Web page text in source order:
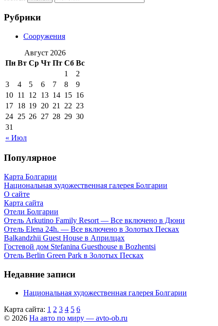
Рубрики
Сооружения
Август 2026
Пн Вт Ср Чт Пт Сб Вс
« Июл
1
2
3
4 5 6 7 8
9
10 11 12 13 14 15 16
17 18 19 20 21 22 23
24 25 26 27 28 29 30
31
Популярное
Карта Болгарии
Национальная художественная галерея Болгарии
О сайте
Карта сайта
Отели Болгарии
Отель Arkutino Family Resort — Все включено в Дюни
Отель Elena 24h. — Все включено в Золотых Песках
Balkandzhii Guest House в Априлцах
Гостевой дом Stefanina Guesthouse в Bozhentsi
Отель Berlin Green Park в Золотых Песках
Недавние записи
Национальная художественная галерея Болгарии
Карта сайта: 1 2 3 4 5 6
© 2026 На авто по миру — avto-ob.ru